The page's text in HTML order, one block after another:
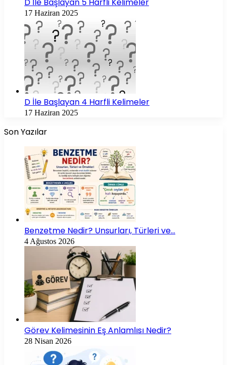
17 Haziran 2025
D İle Başlayan 4 Harfli Kelimeler
17 Haziran 2025
Son Yazılar
Benzetme Nedir? Unsurları, Türleri ve…
4 Ağustos 2026
Görev Kelimesinin Eş Anlamlısı Nedir?
28 Nisan 2026